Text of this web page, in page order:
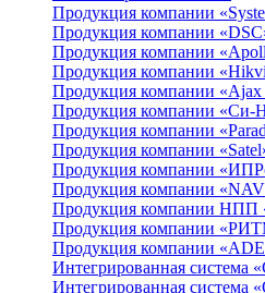
Продукция компании
Продукция компании
Продукция компании
Продукция компании
Продукция компании «Ajax
Продукция компании «Си-
Продукция компании
Продукция компании
Продукция компании
Продукция компании
Продукция компании НПП
Продукция компании
Продукция компании
Интегрированная система
Интегрированная